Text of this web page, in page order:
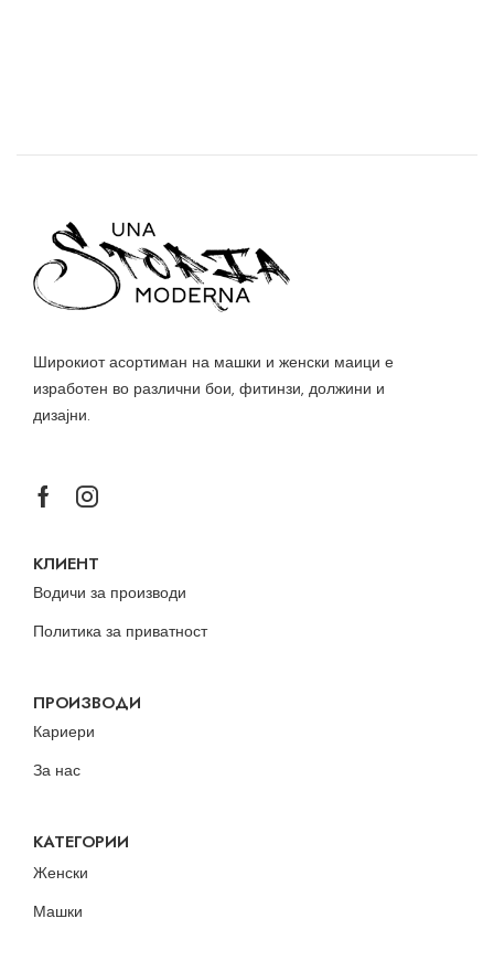
Широкиот асортиман на машки и женски маици е
изработен во различни бои, фитинзи, должини и
дизајни.
КЛИЕНТ
Водичи за производи
Политика за приватност
ПРОИЗВОДИ
Кариери
За нас
КАТЕГОРИИ
Женски
Машки